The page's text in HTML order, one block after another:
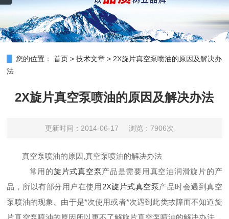
您的位置： 首页 >技术文章 > 2X旋片真空泵喷油的原因及解决办
法
2X旋片真空泵喷油的原因及解决办法
更新时间：2014-06-17 浏览：7906次
真空泵喷油的原因,真空泵喷油的解决办法
常用的旋片式真空泵产品是需要用真空油润滑旋片的产
品，所以有部分用户在使用 2X旋片式真空泵产品时会遇到真空
泵喷油的现象、由于是*次使用或者*次遇到此类故障而不知道旋
片真空泵喷油的原因所以更不了解旋片真空泵喷油的解决办法，